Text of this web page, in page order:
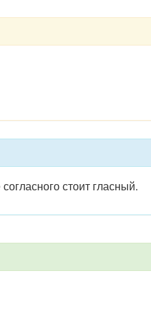
согласного стоит гласный.